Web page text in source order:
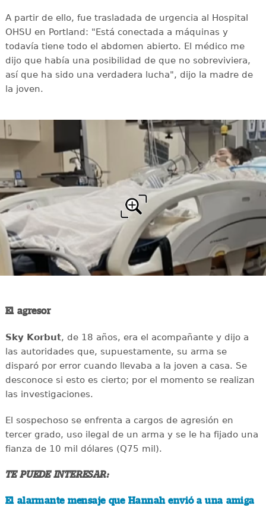
A partir de ello, fue trasladada de urgencia al Hospital
OHSU en Portland: "Está conectada a máquinas y
todavía tiene todo el abdomen abierto. El médico me
dijo que había una posibilidad de que no sobreviviera,
así que ha sido una verdadera lucha", dijo la madre de
la joven.
El agresor
Sky Korbut, de 18 años, era el acompañante y dijo a
las autoridades que, supuestamente, su arma se
disparó por error cuando llevaba a la joven a casa. Se
desconoce si esto es cierto; por el momento se realizan
las investigaciones.
El sospechoso se enfrenta a cargos de agresión en
tercer grado, uso ilegal de un arma y se le ha fijado una
fianza de 10 mil dólares (Q75 mil).
TE PUEDE INTERESAR:
El alarmante mensaje que Hannah envió a una amiga